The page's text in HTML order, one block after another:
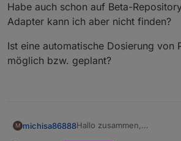
Habe auch schon auf Beta-
Adapter kann ich aber nicht finden?
Ist eine automatische Dosierung von
möglich bzw. geplant?
M michisa86888Hallo zusammen,